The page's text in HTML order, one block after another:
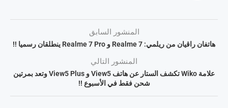
المنشور السابق
هاتفان راقيان من ريلمي: Realme 7 و Realme 7 Pro ينطلقان رسميا !!
المنشور التالي
علامة Wiko تكشف الستار عن هاتف View5 و View5 Plus وتعد بمرتين
شحن فقط في الأسبوع !!